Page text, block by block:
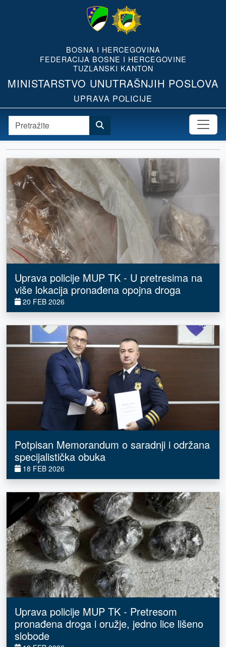
BOSNA I HERCEGOVINA
FEDERACIJA BOSNE I HERCEGOVINE
TUZLANSKI KANTON
MINISTARSTVO UNUTRAŠNJIH POSLOVA
UPRAVA POLICIJE
Uprava policije MUP TK - U pretresima na
više lokacija pronađena opojna droga
20 FEB 2026
Potpisan Memorandum o saradnji i održana
specijalistička obuka
18 FEB 2026
Uprava policije MUP TK - Pretresom
pronađena droga i oružje, jedno lice lišeno
slobode